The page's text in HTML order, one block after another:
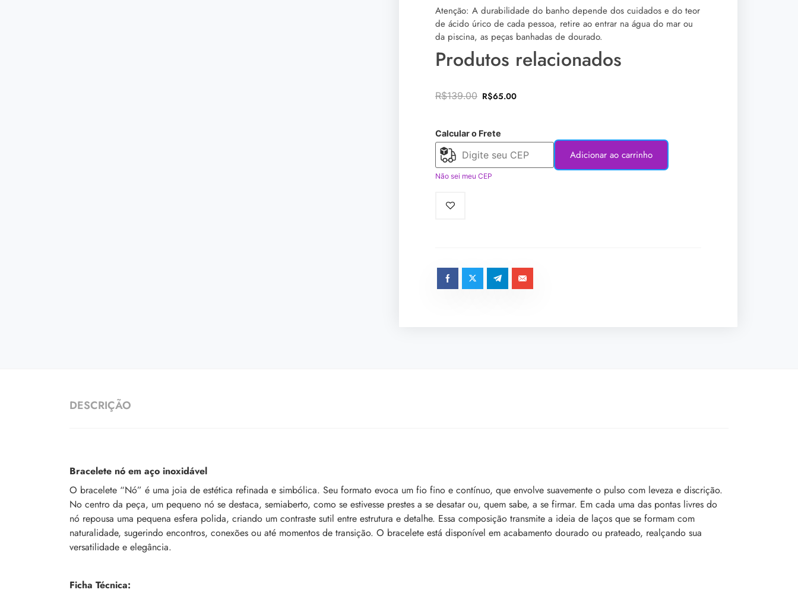
Atenção: A durabilidade do banho depende dos cuidados e do teor
de ácido úrico de cada pessoa, retire ao entrar na água do mar ou
da piscina, as peças banhadas de dourado.
Produtos relacionados
R$139.00 R$65.00
Calcular o Frete
Não sei meu CEP
Adicionar ao carrinho
DESCRIÇÃO
Bracelete nó em aço inoxidável
O bracelete “Nó” é uma joia de estética refinada e simbólica. Seu formato evoca um fio fino e contínuo, que envolve suavemente o pulso com leveza e discrição.
No centro da peça, um pequeno nó se destaca, semiaberto, como se estivesse prestes a se desatar ou, quem sabe, a se firmar. Em cada uma das pontas livres do
nó repousa uma pequena esfera polida, criando um contraste sutil entre estrutura e detalhe. Essa composição transmite a ideia de laços que se formam com
naturalidade, sugerindo encontros, conexões ou até momentos de transição. O bracelete está disponível em acabamento dourado ou prateado, realçando sua
versatilidade e elegância.
Ficha Técnica: